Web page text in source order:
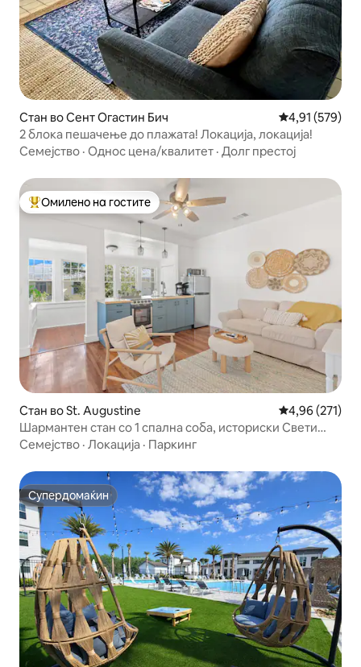
Стан во Сент Огастин Бич Просечна
4,91 (579)
2 блока пешачење до плажата! Локација, локација!
Семејство · Однос цена/квалитет · Долг престој
Меѓу најуспешните „Омилени на гостите“
Омилено на гостите
Стан во St. Augustine Просечна
4,96 (271)
Шармантен стан со 1 спална соба, историски Свети
Августин
Семејство · Локација · Паркинг
Супердомаќин
Супердомаќин